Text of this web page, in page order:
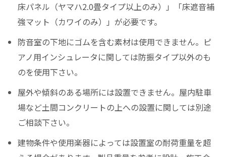
床パネル（ヤマハ2.0畳タイプ以上のみ）」「床遮音補
強マット（カワイのみ）」が必要です。
防音室の下地にゴムを含む素材は使用できません。ピ
アノ用インシュレータに関しては防振タイプ以外のも
のを使用下さい。
屋外や傾斜のある場所には設置できません。屋内駐車
場など土間コンクリートの上への設置に関しては別途
ご相談下さい。
建物条件や使用楽器によっては設置室の耐荷重量を超